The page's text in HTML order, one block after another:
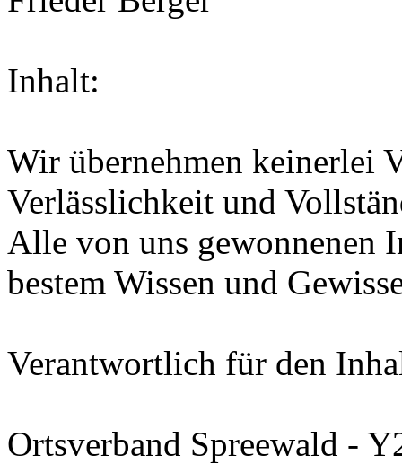
Inhalt:
Wir übernehmen keinerlei
Verlässlichkeit und
Alle von uns gewonnenen
bestem Wissen und
Verantwortlich für den
Ortsverband Spreewald -